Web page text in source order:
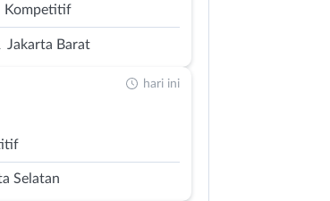
Kompetitif
Jakarta Barat
Selatan
hari ini